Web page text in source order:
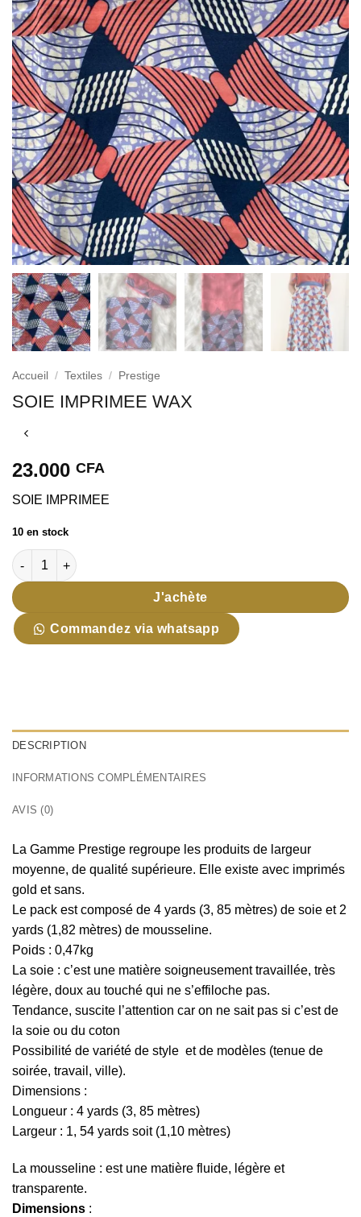
Accueil / Textiles / Prestige
SOIE IMPRIMEE WAX
23.000 CFA
SOIE IMPRIMEE
10 en stock
quantité de SOIE IMPRIMEE WAX
J'achète
Commandez via whatsapp
DESCRIPTION
INFORMATIONS COMPLÉMENTAIRES
AVIS (0)
La Gamme Prestige regroupe les produits de largeur
moyenne, de qualité supérieure. Elle existe avec imprimés
gold et sans.
Le pack est composé de 4 yards (3, 85 mètres) de soie et 2
yards (1,82 mètres) de mousseline.
Poids : 0,47kg
La soie : c’est une matière soigneusement travaillée, très
légère, doux au touché qui ne s’effiloche pas.
Tendance, suscite l’attention car on ne sait pas si c’est de
la soie ou du coton
Possibilité de variété de style et de modèles (tenue de
soirée, travail, ville).
Dimensions :
Longueur : 4 yards (3, 85 mètres)
Largeur : 1, 54 yards soit (1,10 mètres)
La mousseline : est une matière fluide, légère et
transparente.
Dimensions :